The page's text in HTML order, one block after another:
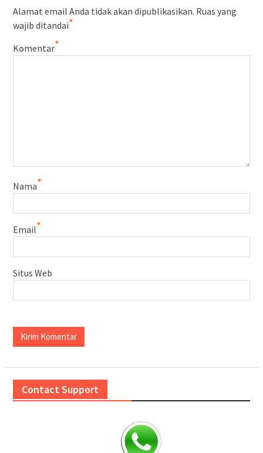
Alamat email Anda tidak akan dipublikasikan. Ruas yang
wajib ditandai*
Komentar*
Nama*
Email*
Situs Web
Contact Support